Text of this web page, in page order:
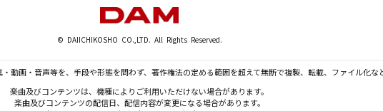
© DAIICHIKOSHO CO.,LTD. All Rights Reserved.
動画・音声等を、手段や形態を問わず、著作権法の定める範囲を超えて無断で複製、転載、ファイル化な
楽曲及びコンテンツは、機種によりご利用いただけない場合があります。
楽曲及びコンテンツの配信日、配信内容が変更になる場合があります。